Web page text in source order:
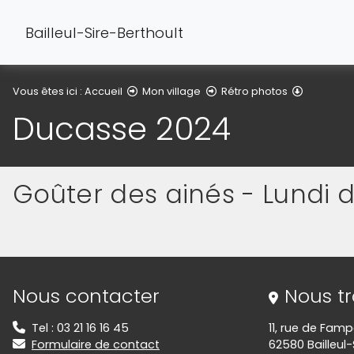
Bailleul-Sire-Berthoult
Vous êtes ici : Accueil Mon village Rétro photos
Ducasse 2024
Goûter des ainés - Lundi
Informations de contact
Nous contacter
Tel : 03 21 16 16 45
Formulaire de contact
Nous
11, rue de
62580